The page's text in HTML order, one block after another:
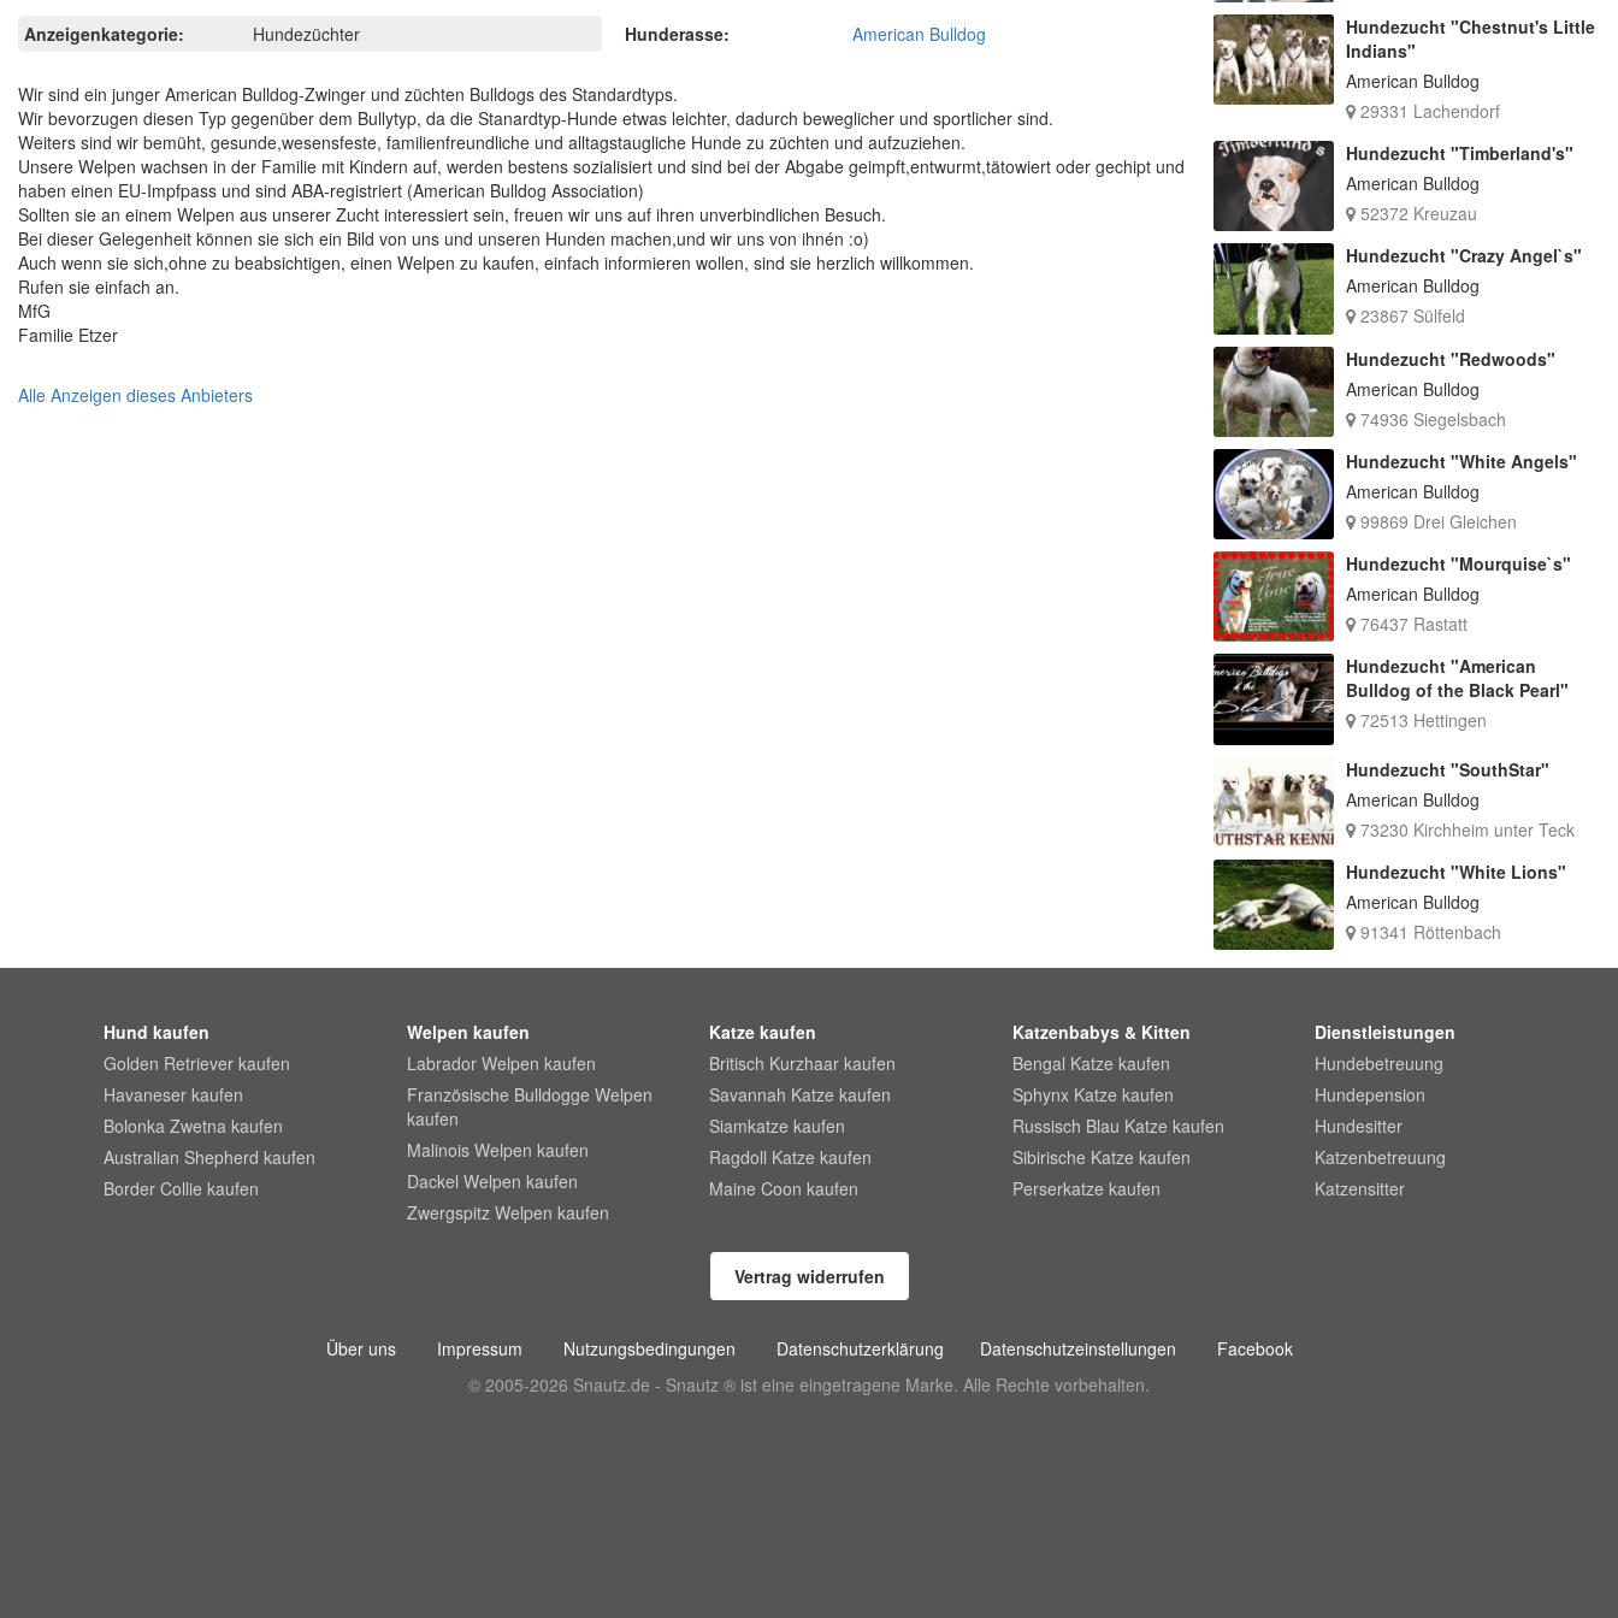
Anzeigenkategorie: Hundezüchter Hunderasse: American Bulldog
Wir sind ein junger American Bulldog-Zwinger und züchten Bulldogs des Standardtyps.
Wir bevorzugen diesen Typ gegenüber dem Bullytyp, da die Stanardtyp-Hunde etwas leichter, dadurch beweglicher und sportlicher sind.
Weiters sind wir bemüht, gesunde,wesensfeste, familienfreundliche und alltagstaugliche Hunde zu züchten und aufzuziehen.
Unsere Welpen wachsen in der Familie mit Kindern auf, werden bestens sozialisiert und sind bei der Abgabe geimpft,entwurmt,tätowiert oder gechipt und
haben einen EU-Impfpass und sind ABA-registriert (American Bulldog Association)
Sollten sie an einem Welpen aus unserer Zucht interessiert sein, freuen wir uns auf ihren unverbindlichen Besuch.
Bei dieser Gelegenheit können sie sich ein Bild von uns und unseren Hunden machen,und wir uns von ihnén :o)
Auch wenn sie sich,ohne zu beabsichtigen, einen Welpen zu kaufen, einfach informieren wollen, sind sie herzlich willkommen.
Rufen sie einfach an.
MfG
Familie Etzer
Alle Anzeigen dieses Anbieters
Hundezucht "Chestnut's Little
Indians"
American Bulldog
29331 Lachendorf
Hundezucht "Timberland's"
American Bulldog
52372 Kreuzau
Hundezucht "Crazy Angel`s"
American Bulldog
23867 Sülfeld
Hundezucht "Redwoods"
American Bulldog
74936 Siegelsbach
Hundezucht "White Angels"
American Bulldog
99869 Drei Gleichen
Hundezucht "Mourquise`s"
American Bulldog
76437 Rastatt
Hundezucht "American
Bulldog of the Black Pearl"
72513 Hettingen
Hundezucht "SouthStar"
American Bulldog
73230 Kirchheim unter Teck
Hundezucht "White Lions"
American Bulldog
91341 Röttenbach
Hund kaufen
Golden Retriever kaufen
Havaneser kaufen
Bolonka Zwetna kaufen
Australian Shepherd kaufen
Border Collie kaufen
Welpen kaufen
Labrador Welpen kaufen
Französische Bulldogge Welpen
kaufen
Malinois Welpen kaufen
Dackel Welpen kaufen
Zwergspitz Welpen kaufen
Katze kaufen
Britisch Kurzhaar kaufen
Savannah Katze kaufen
Siamkatze kaufen
Ragdoll Katze kaufen
Maine Coon kaufen
Katzenbabys & Kitten
Bengal Katze kaufen
Sphynx Katze kaufen
Russisch Blau Katze kaufen
Sibirische Katze kaufen
Perserkatze kaufen
Dienstleistungen
Hundebetreuung
Hundepension
Hundesitter
Katzenbetreuung
Katzensitter
Vertrag widerrufen
Über uns Impressum Nutzungsbedingungen Datenschutzerklärung Datenschutzeinstellungen
Facebook
© 2005-2026 Snautz.de - Snautz ® ist eine eingetragene Marke. Alle Rechte vorbehalten.